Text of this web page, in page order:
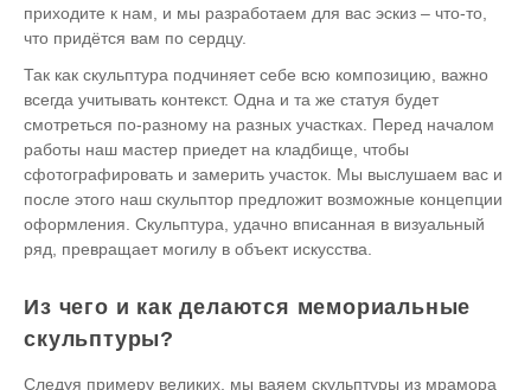
приходите к нам, и мы разработаем для вас эскиз – что-то,
что придётся вам по сердцу.
Так как скульптура подчиняет себе всю композицию, важно
всегда учитывать контекст. Одна и та же статуя будет
смотреться по-разному на разных участках. Перед началом
работы наш мастер приедет на кладбище, чтобы
сфотографировать и замерить участок. Мы выслушаем вас и
после этого наш скульптор предложит возможные концепции
оформления. Скульптура, удачно вписанная в визуальный
ряд, превращает могилу в объект искусства.
Из чего и как делаются мемориальные
скульптуры?
Следуя примеру великих, мы ваяем скульптуры из мрамора